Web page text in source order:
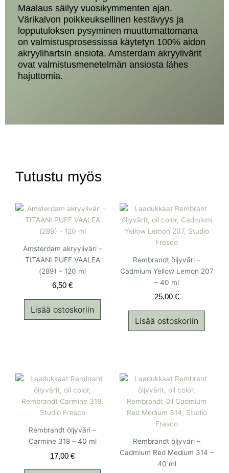
Maalaus säilyy vuosikymmenten ajan.
Värikalvon poikkeuksellinen kestävyys ja
lopputuloksen pysyminen muuttumattomana
on valmistusprosessissa käytetyn 100% aidon
akryylihartsin ansiota. Amsterdam akryylivärit
ovat valmistusmenetelmän ansiosta lähes
hajuttomia.
Tutustu myös
Amsterdam akryyliväri –
TITAANI PUFF VAALEA
(289) – 120 ml
6,50 €
Lisää ostoskoriin
Rembrandt öljyväri –
Cadmium Yellow Lemon 207
– 40 ml
25,00 €
Lisää ostoskoriin
Rembrandt öljyväri –
Carmine 318 – 40 ml
17,00 €
Rembrandt öljyväri –
Cadmium Red Medium 314 –
40 ml